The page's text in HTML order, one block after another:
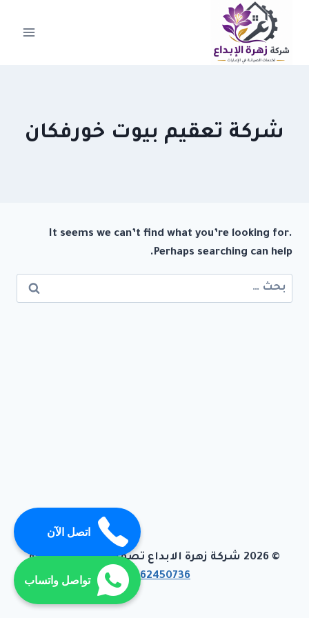
التجاوز
المحتوى
شركة تعقيم بيوت خورفكان
It seems we can’t find what you’re looking for.
Perhaps searching can help.
البحث
عن:
© 2026 شركة زهرة الابداع تصميم وبرمجة تيفاجو
01062450736
اتصل الآن
تواصل واتساب